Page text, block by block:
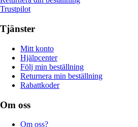
Trustpilot
Tjänster
Mitt konto
Hjälpcenter
Följ min beställning
Returnera min beställning
Rabattkoder
Om oss
Om oss?